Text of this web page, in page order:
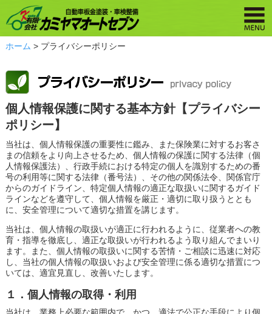
ホーム > プライバシーポリシー
個人情報保護に関する基本方針【プライバシー
ポリシー】
当社は、個人情報保護の重要性に鑑み、また保険業に対するお客さ
まの信頼をより向上させるため、個人情報の保護に関する法律（個
人情報保護法）、行政手続における特定の個人を識別するための番
号の利用等に関する法律（番号法）、その他の関係法令、関係官庁
からのガイドライン、特定個人情報の適正な取扱いに関するガイド
ラインなどを遵守して、個人情報を厳正・適切に取り扱うととも
に、安全管理について適切な措置を講じます。
当社は、個人情報の取扱いが適正に行われるように、従業者への教
育・指導を徹底し、適正な取扱いが行われるよう取り組んでまいり
ます。また、個人情報の取扱いに関する苦情・ご相談に迅速に対応
し、当社の個人情報の取扱いおよび安全管理に係る適切な措置につ
いては、適宜見直し、改善いたします。
１．個人情報の取得・利用